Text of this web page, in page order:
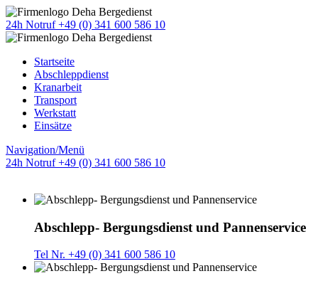
24h Notruf +49 (0) 341 600 586 10
Startseite
Abschleppdienst
Kranarbeit
Transport
Werkstatt
Einsätze
Navigation/Menü
24h Notruf +49 (0) 341 600 586 10
Abschlepp- Bergungsdienst und Pannenservice
Tel Nr. +49 (0) 341 600 586 10